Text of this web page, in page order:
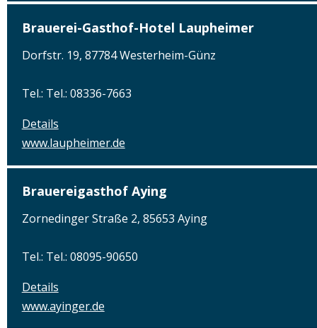
Brauerei-Gasthof-Hotel Laupheimer
Dorfstr. 19, 87784 Westerheim-Günz
Tel.: Tel.: 08336-7663
Details
www.laupheimer.de
Brauereigasthof Aying
Zornedinger Straße 2, 85653 Aying
Tel.: Tel.: 08095-90650
Details
www.ayinger.de